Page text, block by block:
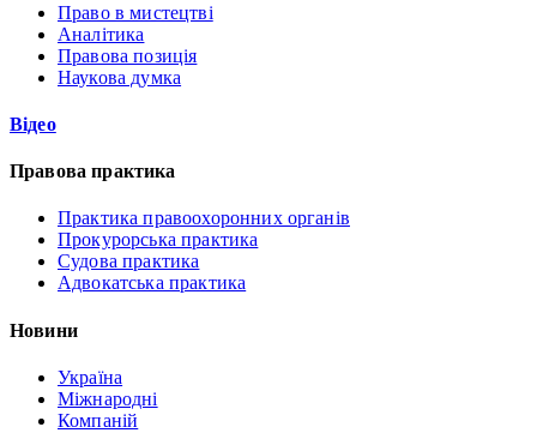
Право в мистецтві
Аналітика
Правова позиція
Наукова думка
Відео
Правова практика
Практика правоохоронних органів
Прокурорська практика
Судова практика
Адвокатська практика
Новини
Україна
Міжнародні
Компаній